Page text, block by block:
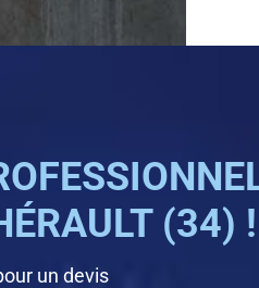
(34) !
un devis